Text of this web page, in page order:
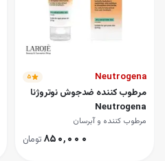
Neutrogena ۵
مرطوب کننده ضدجوش نوتروژنا
Neutrogena
مرطوب کننده و آبرسان
۸۵۰٬۰۰۰ تومان